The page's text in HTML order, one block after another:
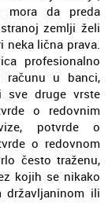
mora da preda
zemlji želi
lična prava.
profesionalno
računu u banci,
sve druge vrste
o redovnim
potvrde o
o redovnom
često traženu,
kojih se nikako
ili